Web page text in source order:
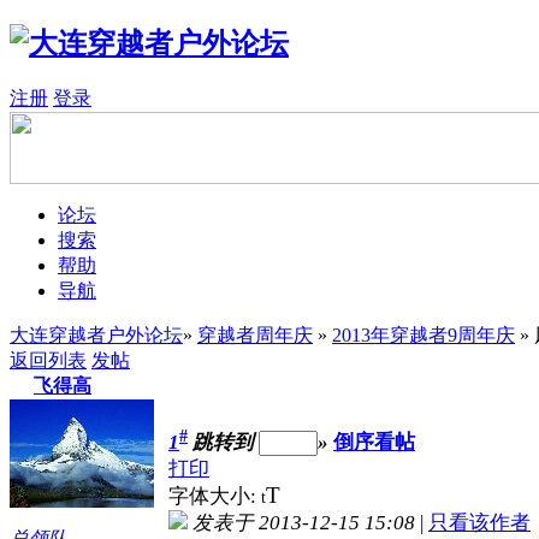
注册 登录
论坛
搜索
帮助
导航
大连穿越者户外论坛» 穿越者周年庆 » 2013年穿越者9周年庆 »
返回列表 发帖
飞得高
1# 跳转到 » 倒序看帖
打印
字体大小: tT
发表于 2013-12-15 15:08 | 只看该作者